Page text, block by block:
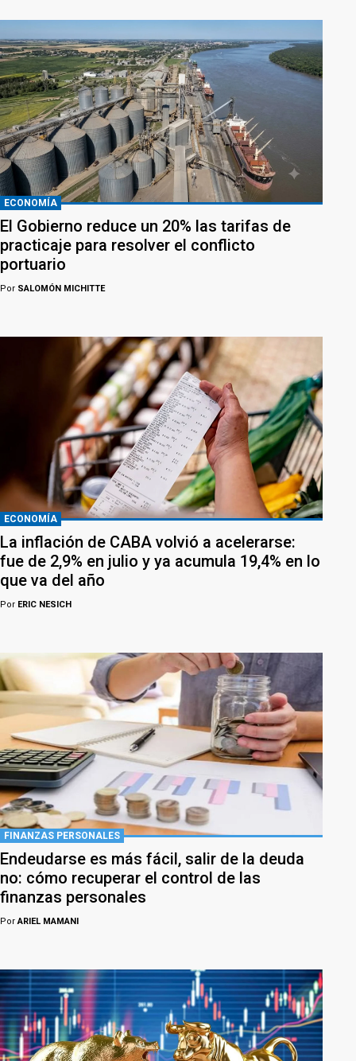
ECONOMÍA
El Gobierno reduce un 20% las tarifas de
practicaje para resolver el conflicto
portuario
Por SALOMÓN MICHITTE
ECONOMÍA
La inflación de CABA volvió a acelerarse:
fue de 2,9% en julio y ya acumula 19,4% en lo
que va del año
Por ERIC NESICH
FINANZAS PERSONALES
Endeudarse es más fácil, salir de la deuda
no: cómo recuperar el control de las
finanzas personales
PorARIEL MAMANI